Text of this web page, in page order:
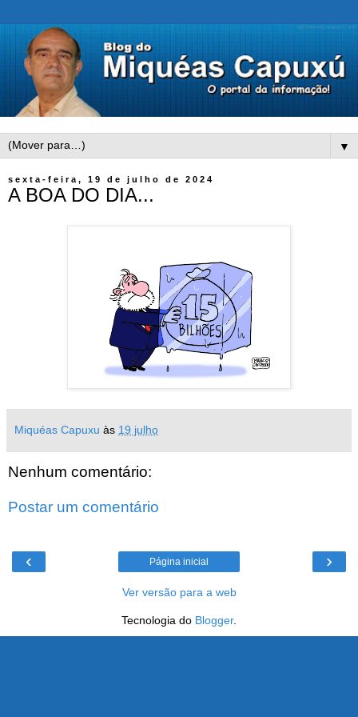
▼
sexta-feira, 19 de julho de 2024
A BOA DO DIA...
Miquéas Capuxu às 19 julho
Nenhum comentário:
Postar um comentário
‹ ›
Página inicial
Ver versão para a web
Tecnologia do Blogger.